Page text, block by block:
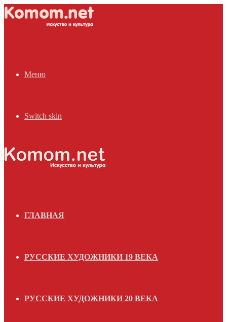
Меню
Switch skin
ГЛАВНАЯ
РУССКИЕ ХУДОЖНИКИ 19 ВЕКА
РУССКИЕ ХУДОЖНИКИ 20 ВЕКА